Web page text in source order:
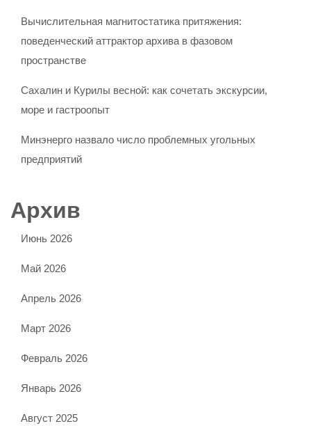
Вычислительная магнитостатика притяжения:
поведенческий аттрактор архива в фазовом
пространстве
Сахалин и Курилы весной: как сочетать экскурсии,
море и гастроопыт
Минэнерго назвало число проблемных угольных
предприятий
Архив
Июнь 2026
Май 2026
Апрель 2026
Март 2026
Февраль 2026
Январь 2026
Август 2025